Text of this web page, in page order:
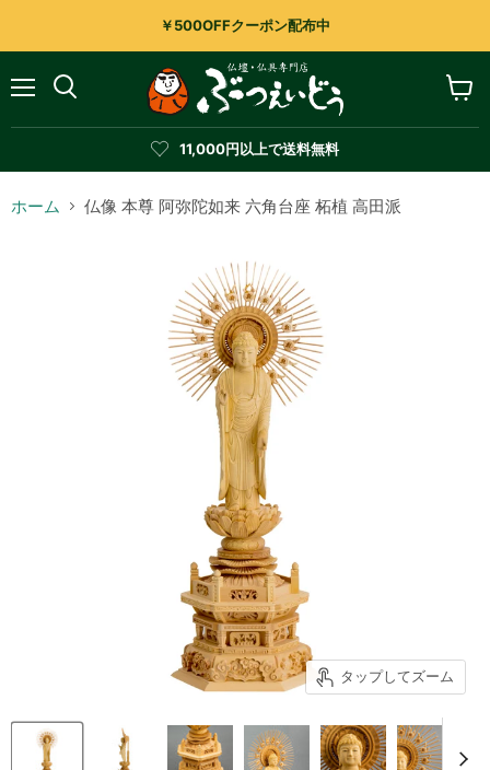
￥500OFFクーポン配布中
索
11,000円以上で送料無料
ー
見
ホーム 仏像 本尊 阿弥陀如来 六角台座 柘植 高田派
タップしてズーム